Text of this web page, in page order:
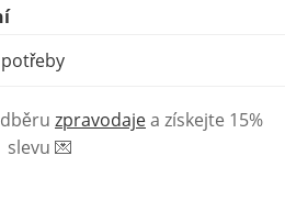
zpravodajea získejte 15%
slevu 💌